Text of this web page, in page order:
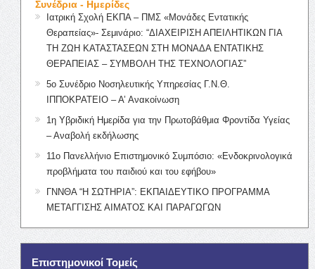
Συνέδρια - Ημερίδες
Ιατρική Σχολή ΕΚΠΑ – ΠΜΣ «Μονάδες Εντατικής
Θεραπείας»- Σεμινάριο: “ΔΙΑΧΕΙΡΙΣΗ ΑΠΕΙΛΗΤΙΚΩΝ ΓΙΑ
ΤΗ ΖΩΗ ΚΑΤΑΣΤΑΣΕΩΝ ΣΤΗ ΜΟΝΑΔΑ ΕΝΤΑΤΙΚΗΣ
ΘΕΡΑΠΕΙΑΣ – ΣΥΜΒΟΛΗ ΤΗΣ ΤΕΧΝΟΛΟΓΙΑΣ”
5ο Συνέδριο Νοσηλευτικής Υπηρεσίας Γ.Ν.Θ.
ΙΠΠΟΚΡΑΤΕΙΟ – Α’ Ανακοίνωση
1η Υβριδική Ημερίδα για την Πρωτοβάθμια Φροντίδα Υγείας
– Αναβολή εκδήλωσης
11ο Πανελλήνιο Επιστημονικό Συμπόσιο: «Ενδοκρινολογικά
προβλήματα του παιδιού και του εφήβου»
ΓΝΝΘΑ “Η ΣΩΤΗΡΙΑ”: ΕΚΠΑΙΔΕΥΤΙΚΟ ΠΡΟΓΡΑΜΜΑ
ΜΕΤΑΓΓΙΣΗΣ ΑΙΜΑΤΟΣ ΚΑΙ ΠΑΡΑΓΩΓΩΝ
Επιστημονικοί Τομείς